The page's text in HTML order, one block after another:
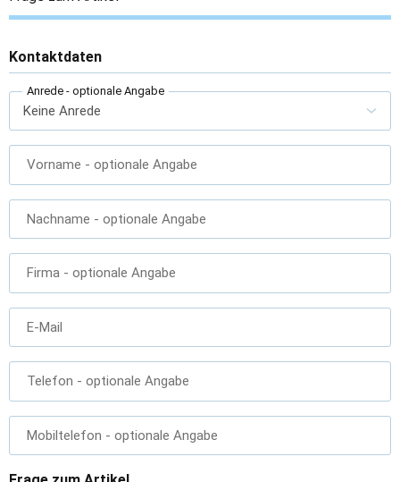
Kontaktdaten
Anrede - optionale Angabe
Vorname - optionale Angabe
Nachname - optionale Angabe
Firma - optionale Angabe
E-Mail
Telefon - optionale Angabe
Mobiltelefon - optionale Angabe